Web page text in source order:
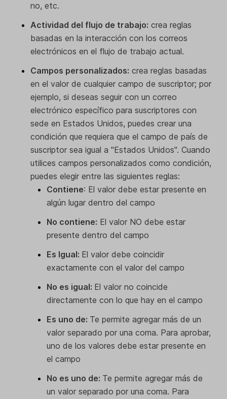
no, etc.
Actividad del flujo de trabajo: crea reglas
basadas en la interacción con los correos
electrónicos en el flujo de trabajo actual.
Campos personalizados: crea reglas basadas
en el valor de cualquier campo de suscriptor; por
ejemplo, si deseas seguir con un correo
electrónico específico para suscriptores con
sede en Estados Unidos, puedes crear una
condición que requiera que el campo de país de
suscriptor sea igual a "Estados Unidos". Cuando
utilices campos personalizados como condición,
puedes elegir entre las siguientes reglas:
Contiene: El valor debe estar presente en
algún lugar dentro del campo
No contiene: El valor NO debe estar
presente dentro del campo
Es Igual: El valor debe coincidir
exactamente con el valor del campo
No es igual: El valor no coincide
directamente con lo que hay en el campo
Es uno de: Te permite agregar más de un
valor separado por una coma. Para aprobar,
uno de los valores debe estar presente en
el campo
No es uno de: Te permite agregar más de
un valor separado por una coma. Para